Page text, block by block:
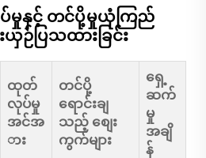
မှုနှင့် တင်ပို့မှုယုံကြည်
ဉ်ပြသထားခြင်း
ထုတ်
လုပ်မှု
အင်အ
ား
တင်ပို့
ရောင်းချ
သည့် စျေး
ကွက်များ
ရှေ့
ဆက်
မှု
အချိ
န်